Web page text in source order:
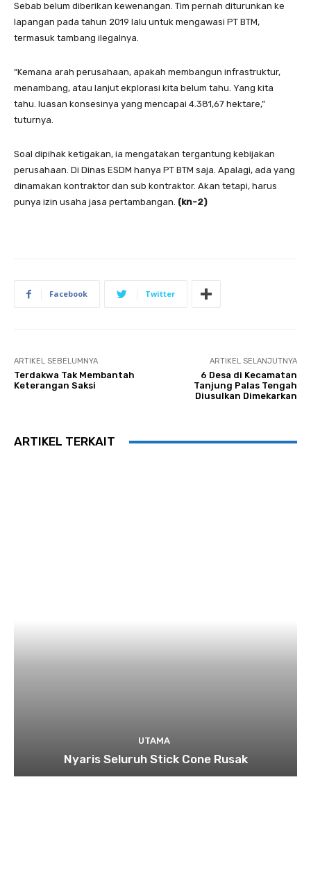
Sebab belum diberikan kewenangan. Tim pernah diturunkan ke
lapangan pada tahun 2019 lalu untuk mengawasi PT BTM,
termasuk tambang ilegalnya.
“Kemana arah perusahaan, apakah membangun infrastruktur,
menambang, atau lanjut ekplorasi kita belum tahu. Yang kita
tahu. luasan konsesinya yang mencapai 4.381,67 hektare,”
tuturnya.
Soal dipihak ketigakan, ia mengatakan tergantung kebijakan
perusahaan. Di Dinas ESDM hanya PT BTM saja. Apalagi, ada yang
dinamakan kontraktor dan sub kontraktor. Akan tetapi, harus
punya izin usaha jasa pertambangan. (kn-2)
Facebook Twitter
ARTIKEL SEBELUMNYA
Terdakwa Tak Membantah
Keterangan Saksi
ARTIKEL SELANJUTNYA
6 Desa di Kecamatan
Tanjung Palas Tengah
Diusulkan Dimekarkan
ARTIKEL TERKAIT
UTAMA
Nyaris Seluruh Stick Cone Rusak